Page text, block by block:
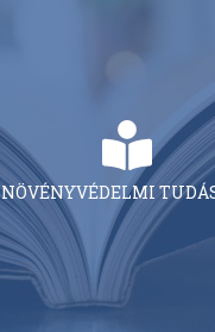
NÖVÉNYVÉDELMI